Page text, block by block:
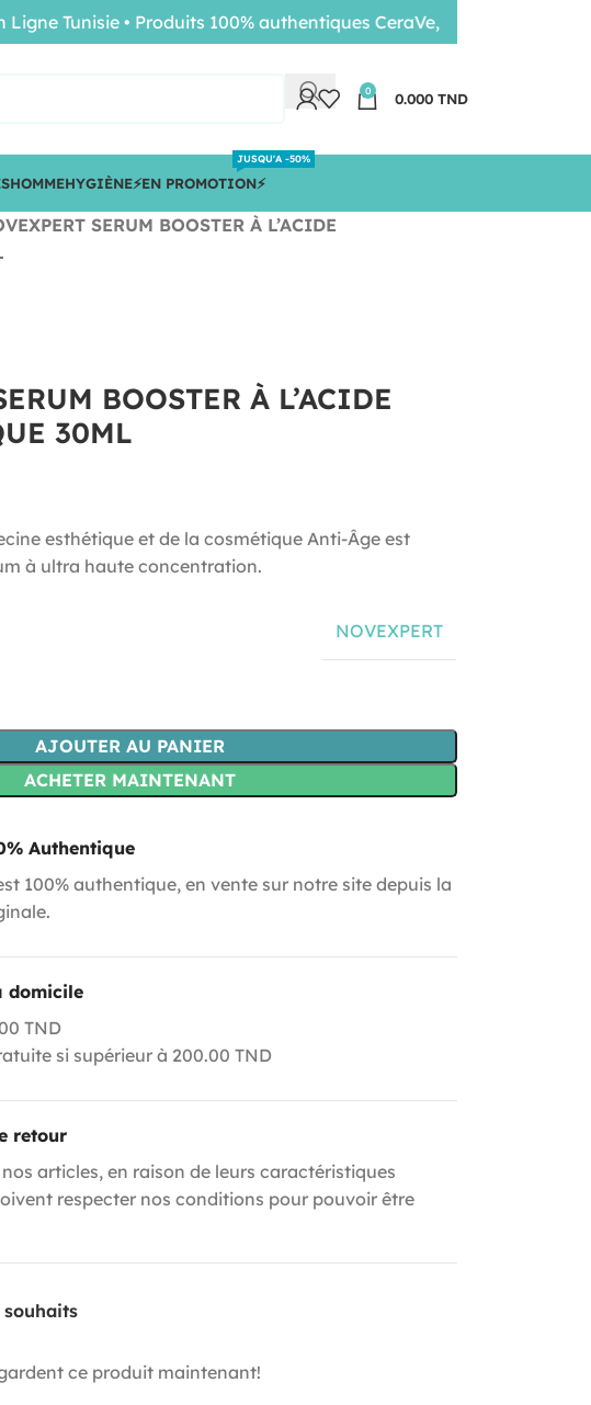
0 0.000 TND
HOMMEHYGIÈNE⚡️EN PROMOTION⚡️
JUSQU'A -50%
SERUM BOOSTER À L’ACIDE
BOOSTER À L’ACIDE
30ML
esthétique et de la cosmétique Anti-Âge est
à ultra haute concentration.
NOVEXPERT
AJOUTER AU PANIER
ACHETER MAINTENANT
Authentique
100% authentique, en vente sur notre site depuis la
domicile
TND
si supérieur à 200.00 TND
retour
articles, en raison de leurs caractéristiques
respecter nos conditions pour pouvoir être
ce produit maintenant!
Tunisie • Produits 100% authentiques CeraVe, Nuxe, Bioderma •